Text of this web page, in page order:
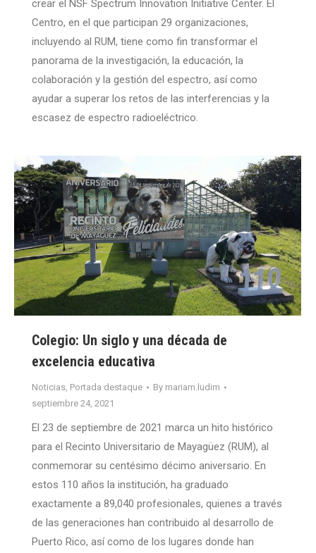
crear el NSF Spectrum Innovation Initiative Center. El
Centro, en el que participan 29 organizaciones,
incluyendo al RUM, tiene como fin transformar el
panorama de la investigación, la educación, la
colaboración y la gestión del espectro, así como
ayudar a superar los retos de las interferencias y la
escasez de espectro radioeléctrico.
Colegio: Un siglo y una década de
excelencia educativa
Noticias, Portada destaque By mariam.ludim
septiembre 24, 2021
El 23 de septiembre de 2021 marca un hito histórico
para el Recinto Universitario de Mayagüez (RUM), al
conmemorar su centésimo décimo aniversario. En
estos 110 años la institución, ha graduado
exactamente a 89,040 profesionales, quienes a través
de las generaciones han contribuido al desarrollo de
Puerto Rico, así como de los lugares donde han